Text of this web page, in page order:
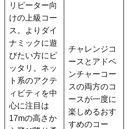
リピーター向
けの上級コー
ス。よりダイ
ナミックに遊
びたい方にピ
ッタリ。ネッ
ト系のアクテ
ィビティを中
心に注目は
17mの高さか
チャレンジコ
ースとアドベ
ンチャーコー
スの両方のコ
ースが一度に
楽しめるおす
すめのコー